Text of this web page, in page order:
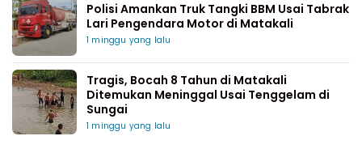
Polisi Amankan Truk Tangki BBM Usai Tabrak
Lari Pengendara Motor di Matakali
1 minggu yang lalu
Tragis, Bocah 8 Tahun di Matakali
Ditemukan Meninggal Usai Tenggelam di
Sungai
1 minggu yang lalu